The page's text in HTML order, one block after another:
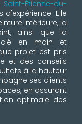
Étienne-du-
Elle
intérieure, la
ainsi que la
en main et
projet est pris
et des conseils
à la hauteur
ses clients
en assurant
optimale des